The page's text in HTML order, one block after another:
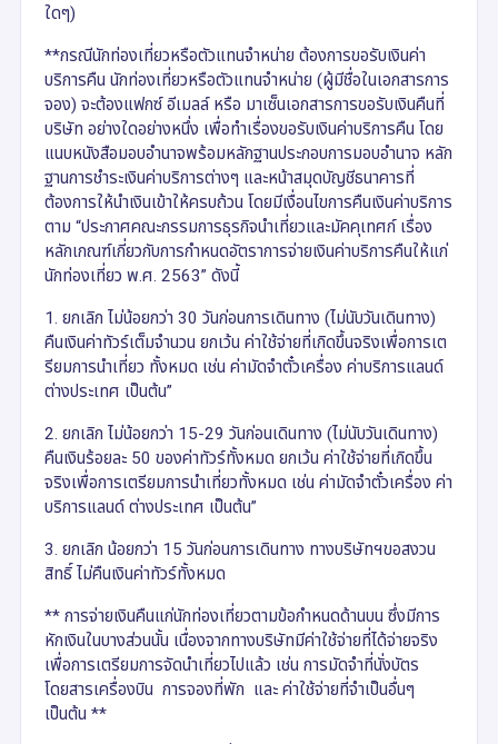
ใดๆ)
**กรณีนักท่องเที่ยวหรือตัวแทนจำหน่าย ต้องการขอรับเงินค่า
บริการคืน นักท่องเที่ยวหรือตัวแทนจำหน่าย (ผู้มีชื่อในเอกสารการ
จอง) จะต้องแฟกซ์ อีเมลล์ หรือ มาเซ็นเอกสารการขอรับเงินคืนที่
บริษัท อย่างใดอย่างหนึ่ง เพื่อทำเรื่องขอรับเงินค่าบริการคืน โดย
แนบหนังสือมอบอำนาจพร้อมหลักฐานประกอบการมอบอำนาจ หลัก
ฐานการชำระเงินค่าบริการต่างๆ และหน้าสมุดบัญชีธนาคารที่
ต้องการให้นำเงินเข้าให้ครบถ้วน โดยมีเงื่อนไขการคืนเงินค่าบริการ
ตาม “ประกาศคณะกรรมการธุรกิจนำเที่ยวและมัคคุเทศก์ เรื่อง
หลักเกณฑ์เกี่ยวกับการกำหนดอัตราการจ่ายเงินค่าบริการคืนให้แก่
นักท่องเที่ยว พ.ศ. 2563” ดังนี้
1. ยกเลิก ไม่น้อยกว่า 30 วันก่อนการเดินทาง (ไม่นับวันเดินทาง)
คืนเงินค่าทัวร์เต็มจำนวน ยกเว้น ค่าใช้จ่ายที่เกิดขึ้นจริงเพื่อการเต
รียมการนำเที่ยว ทั้งหมด เช่น ค่ามัดจำตั๋วเครื่อง ค่าบริการแลนด์
ต่างประเทศ เป็นต้น”
2. ยกเลิก ไม่น้อยกว่า 15-29 วันก่อนเดินทาง (ไม่นับวันเดินทาง)
คืนเงินร้อยละ 50 ของค่าทัวร์ทั้งหมด ยกเว้น ค่าใช้จ่ายที่เกิดขึ้น
จริงเพื่อการเตรียมการนำเที่ยวทั้งหมด เช่น ค่ามัดจำตั๋วเครื่อง ค่า
บริการแลนด์ ต่างประเทศ เป็นต้น”
3. ยกเลิก น้อยกว่า 15 วันก่อนการเดินทาง ทางบริษัทฯขอสงวน
สิทธิ์ ไม่คืนเงินค่าทัวร์ทั้งหมด
** การจ่ายเงินคืนแก่นักท่องเที่ยวตามข้อกำหนดด้านบน ซึ่งมีการ
หักเงินในบางส่วนนั้น เนื่องจากทางบริษัทมีค่าใช้จ่ายที่ได้จ่ายจริง
เพื่อการเตรียมการจัดนำเที่ยวไปแล้ว เช่น การมัดจำที่นั่งบัตร
โดยสารเครื่องบิน การจองที่พัก และ ค่าใช้จ่ายที่จำเป็นอื่นๆ
เป็นต้น **